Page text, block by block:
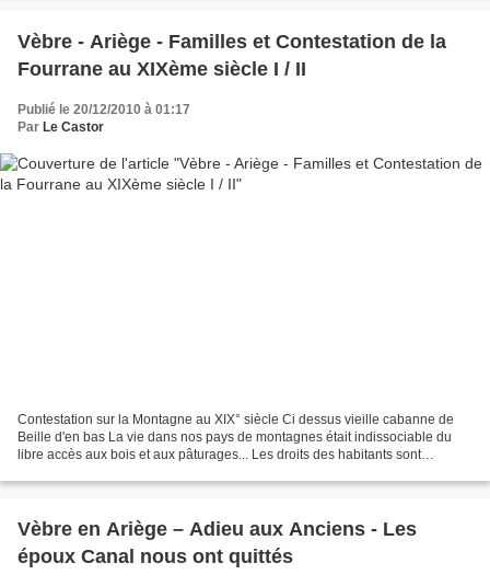
Vèbre - Ariège - Familles et Contestation de la
Fourrane au XIXème siècle I / II
Publié le 20/12/2010 à 01:17
Par Le Castor
Contestation sur la Montagne au XIX° siècle Ci dessus vieille cabanne de
Beille d'en bas La vie dans nos pays de montagnes était indissociable du
libre accès aux bois et aux pâturages... Les droits des habitants sont
Vèbre en Ariège – Adieu aux Anciens - Les
époux Canal nous ont quittés